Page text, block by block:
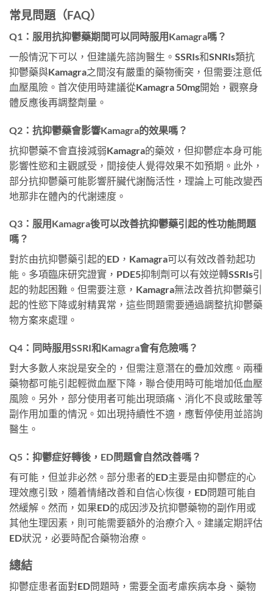
常見問題（FAQ）
Q1：服用抗抑鬱藥期間可以同時服用Kamagra嗎？
一般情況下可以，但建議先諮詢醫生。SSRIs和SNRIs類抗
抑鬱藥與Kamagra之間沒有嚴重的藥物衝突，但需要注意低
血壓風險。首次使用時建議從Kamagra 50mg開始，觀察身
體反應後再調整劑量。
Q2：抗抑鬱藥會影響Kamagra的效果嗎？
抗抑鬱藥不會直接減弱Kamagra的藥效，但抑鬱症本身可能
影響性慾和主觀感受，間接使人覺得效果不如預期。此外，
部分抗抑鬱藥可能影響肝臟代謝酶活性，理論上可能改變西
地那非在體內的代謝速度。
Q3：服用Kamagra後可以改善抗抑鬱藥引起的性功能問題
嗎？
對於由抗抑鬱藥引起的ED，Kamagra可以有效改善勃起功
能。多項臨床研究證實，PDE5抑制劑可以有效逆轉SSRIs引
起的勃起困難。但需要注意，Kamagra無法改善抗抑鬱藥引
起的性慾下降或射精異常，這些問題需要通過調整抗抑鬱藥
物方案來處理。
Q4：同時服用SSRI和Kamagra會有危險嗎？
對大多數人來說是安全的，但需注意潛在的疊加效應。兩種
藥物都可能引起輕微血壓下降，聯合使用時可能增加低血壓
風險。另外，部分使用者可能出現頭痛、消化不良或眩暈等
副作用加重的情況。如出現持續性不適，應暫停使用並諮詢
醫生。
Q5：抑鬱症好轉後，ED問題會自然改善嗎？
有可能，但並非必然。部分患者的ED主要是由抑鬱症的心
理效應引致，隨着情緒改善和自信心恢復，ED問題可能自
然緩解。然而，如果ED的成因涉及抗抑鬱藥物的副作用或
其他生理因素，則可能需要額外的治療介入。建議定期評估
ED狀況，必要時配合藥物治療。
總結
抑鬱症患者面對ED問題時，需要全面考慮疾病本身、藥物